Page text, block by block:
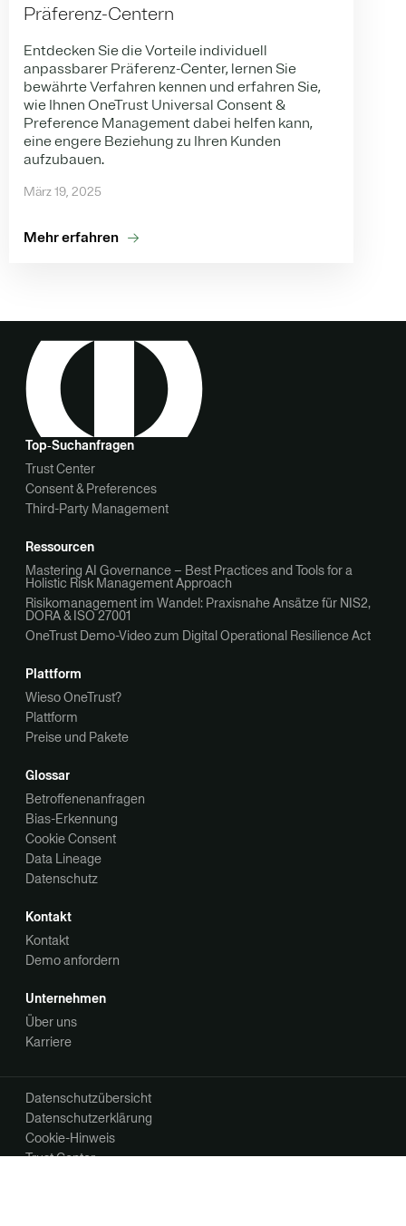
Präferenz-Centern
Entdecken Sie die Vorteile individuell
anpassbarer Präferenz-Center, lernen Sie
bewährte Verfahren kennen und erfahren Sie,
wie Ihnen OneTrust Universal Consent &
Preference Management dabei helfen kann,
eine engere Beziehung zu Ihren Kunden
aufzubauen.
März 19, 2025
Mehr erfahren
Top‑Suchanfragen
Trust Center
Consent & Preferences
Third-Party Management
Ressourcen
Mastering AI Governance – Best Practices and Tools for a
Holistic Risk Management Approach
Risikomanagement im Wandel: Praxisnahe Ansätze für NIS2,
DORA & ISO 27001
OneTrust Demo-Video zum Digital Operational Resilience Act
Plattform
Wieso OneTrust?
Plattform
Preise und Pakete
Glossar
Betroffenenanfragen
Bias-Erkennung
Cookie Consent
Data Lineage
Datenschutz
Kontakt
Kontakt
Demo anfordern
Unternehmen
Über uns
Karriere
Datenschutzübersicht
Datenschutzerklärung
Cookie-Hinweis
Trust Center